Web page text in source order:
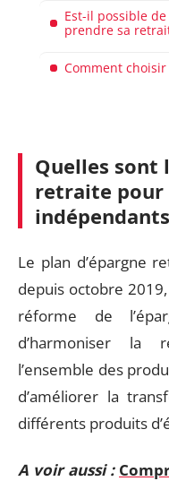
Est-il possible
prendre sa
Comment choisir
Quelles sont
retraite pour
Le plan d’épargne
depuis octobre
réforme de
d’harmoniser la
l’ensemble des
d’améliorer la
différents produits
A voir aussi :